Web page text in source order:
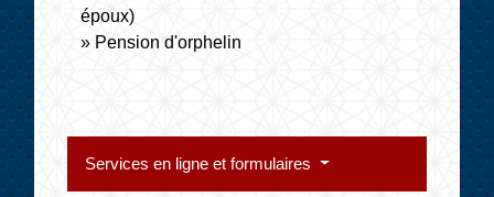
époux)
Pension d'orphelin
Services en ligne et formulaires